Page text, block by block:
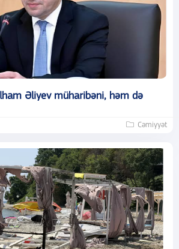
Əliyev müharibəni, həm də
Cəmiyyət